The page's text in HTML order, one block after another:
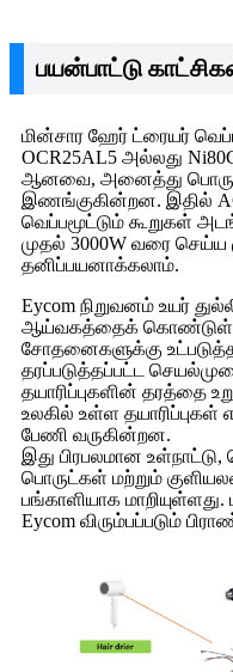
பயன்பாட்டு
மின்சார ஹேர் ட்ரையர்
OCR25AL5 அல்லது
ஆனவை, அனைத்து
இணங்குகின்றன. இதில்
வெப்பமூட்டும் கூறுகள்
முதல் 3000W வரை செய்ய
தனிப்பயனாக்கலாம்.
Eycom நிறுவனம் உயர்
ஆய்வகத்தைக்
சோதனைகளுக்கு
தரப்படுத்தப்பட்ட
தயாரிப்புகளின் தரத்தை
உலகில் உள்ள
பேணி வருகின்றன.
இது பிரபலமான
பொருட்கள் மற்றும்
பங்காளியாக மாறியுள்ளது.
Eycom விரும்பப்படும்